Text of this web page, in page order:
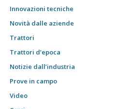
Innovazioni tecniche
Novità dalle aziende
Trattori
Trattori d’epoca
Notizie dall’industria
Prove in campo
Video